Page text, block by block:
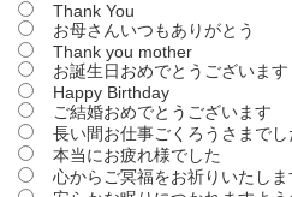
Thank You
お母さんいつもありがとう
Thank you mother
お誕生日おめでとうございます
Happy Birthday
ご結婚おめでとうございます
長い間お仕事ごくろうさまでし
本当にお疲れ様でした
心からご冥福をお祈りいたしま